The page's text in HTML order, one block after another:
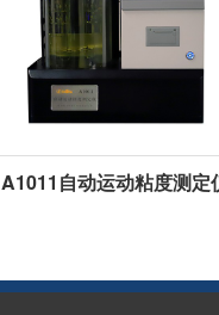
A1011自动运动粘度测定